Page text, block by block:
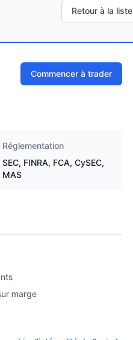
Retour à la liste
Commencer à trader
Réglementation
SEC, FINRA, FCA, CySEC,
MAS
marge